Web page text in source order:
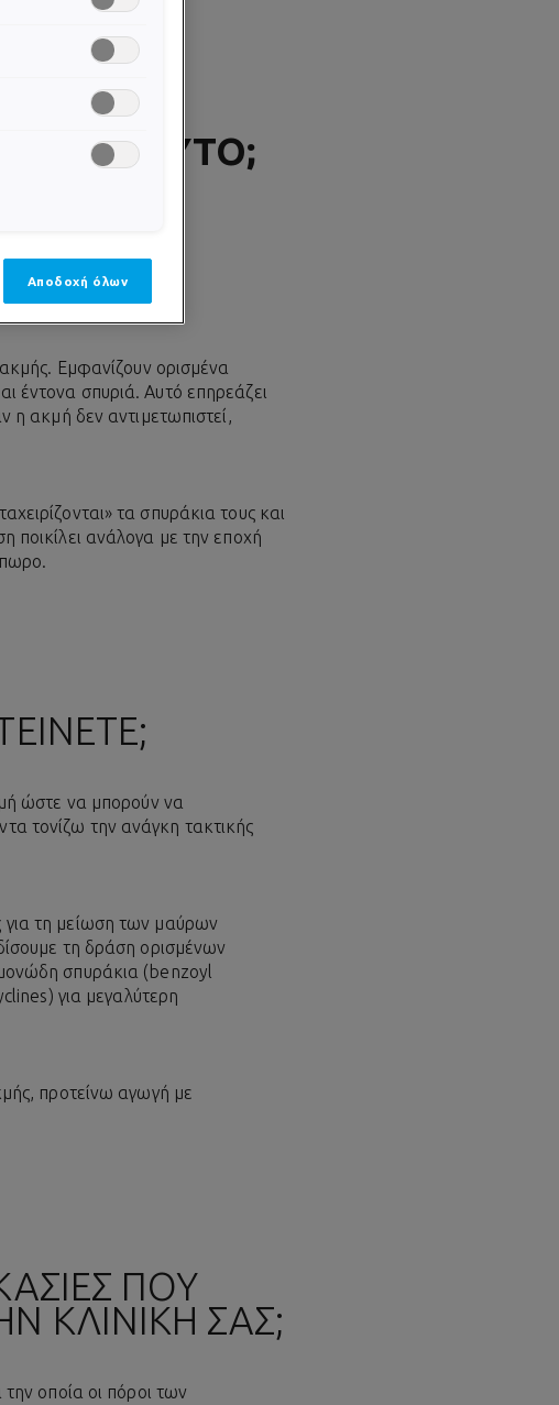
ΑΥΤΌ;
ΤΗΝ ΕΦΗΒΕΙΑ;
Εμφανίζουν ορισμένα
έντονα σπυριά. Αυτό επηρεάζει
η ακμή δεν αντιμετωπιστεί,
τα σπυράκια τους και
ποικίλει ανάλογα με την εποχή
ώστε να μπορούν να
τονίζω την ανάγκη τακτικής
για τη μείωση των μαύρων
τη δράση ορισμένων
σπυράκια (benzoyl
για μεγαλύτερη
προτείνω αγωγή με
ΠΟΥ
ΚΛΙΝΙΚΗ ΣΑΣ;
οποία οι πόροι των
Αποδοχή όλων